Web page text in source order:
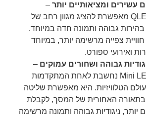
–
טכנולוגיית QLED מאפשרת להציג מגוון רחב של
גבוהה ותמונה חדה במיוחד.
צפייה מרשימה יותר, במיוחד
ואירועי ספורט.
–
טכנולוגיית Mini LED נחשבת לאחת המתקדמות
הטלוויזיות. היא מאפשרת שליטה
בתאורה האחורית של המסך, לקבלת
יותר, ניגודיות גבוהה ותמונה מרשימה